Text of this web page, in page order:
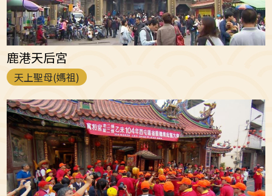
鹿港天后宮
天上聖母(媽祖)